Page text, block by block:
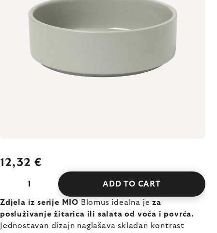
12,32 €
ADD TO CART
Zdjela iz serije MIO Blomus idealna jeza
posluživanje žitarica ili salata od voća i povrća.
Jednostavan dizajn naglašava skladan kontrast